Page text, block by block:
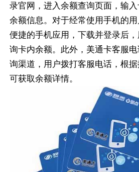
录官网，进入余额查询页面，输
余额信息。对于经常使用手机的
便捷的手机应用，下载并登录后
询卡内余额。此外，美通卡客服
询渠道，用户拨打客服电话，根
可获取余额详情。